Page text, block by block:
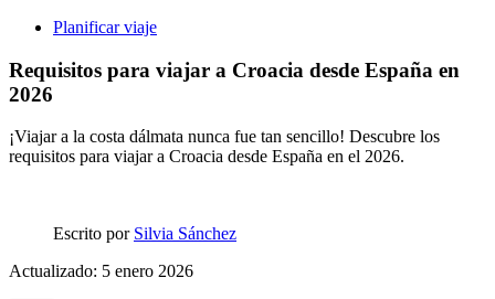
Planificar viaje
Requisitos para viajar a Croacia desde España en
2026
¡Viajar a la costa dálmata nunca fue tan sencillo! Descubre los
requisitos para viajar a Croacia desde España en el 2026.
Escrito por Silvia Sánchez
Actualizado: 5 enero 2026